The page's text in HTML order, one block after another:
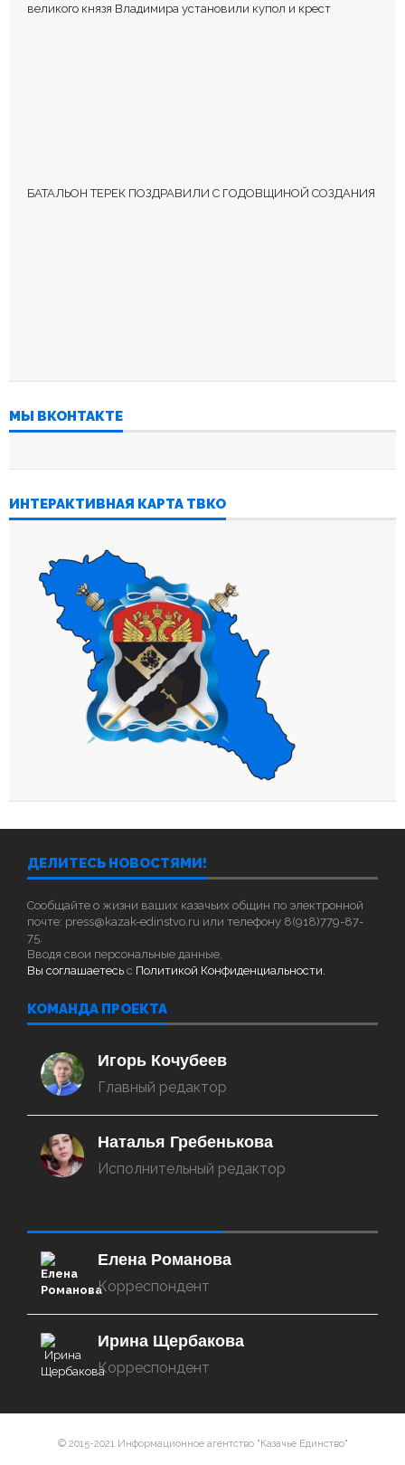
великого князя Владимира установили купол и крест
БАТАЛЬОН ТЕРЕК ПОЗДРАВИЛИ С ГОДОВЩИНОЙ СОЗДАНИЯ
МЫ ВКОНТАКТЕ
ИНТЕРАКТИВНАЯ КАРТА ТВКО
ДЕЛИТЕСЬ НОВОСТЯМИ!
Сообщайте о жизни ваших казачьих общин по электронной
почте: press@kazak-edinstvo.ru или телефону 8(918)779-87-
75.
Вводя свои персональные данные,
Вы соглашаетесь с Политикой Конфиденциальности.
КОМАНДА ПРОЕКТА
Игорь Кочубеев
Главный редактор
Наталья Гребенькова
Исполнительный редактор
Елена Романова
Корреспондент
Ирина Щербакова
Корреспондент
© 2015-2021 Информационное агентство "Казачье Единство"